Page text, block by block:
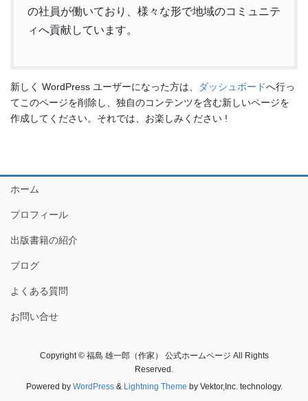
の社員が働いており、様々な形で地域のコミュニテ
ィへ貢献しています。
新しく WordPress ユーザーになった方は、 ダッシュボードへ行っ
てこのページを削除し、独自のコンテンツを含む新しいページを
作成してください。それでは、お楽しみください !
ホーム
プロフィール
出版書籍の紹介
ブログ
よくある質問
お問い合せ
Copyright © 福島 雄一郎（作家） 公式ホームページ All Rights
Reserved.
Powered by WordPress& Lightning Theme by Vektor,Inc. technology.